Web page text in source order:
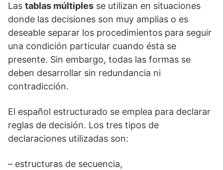
Las tablas múltiples se utilizan en situaciones
donde las decisiones son muy amplias o es
deseable separar los procedimientos para seguir
una condición particular cuando ésta se
presente. Sin embargo, todas las formas se
deben desarrollar sin redundancia ni
contradicción.
El español estructurado se emplea para declarar
reglas de decisión. Los tres tipos de
declaraciones utilizadas son:
– estructuras de secuencia,